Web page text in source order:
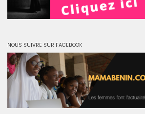
NOUS SUIVRE SUR FACEBOOK